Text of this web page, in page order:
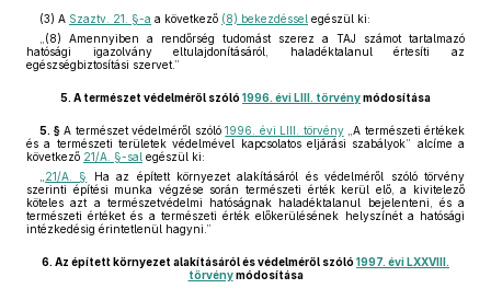
(3) A Szaztv. 21. §-a a következő (8) bekezdéssel egészül ki:
„(8) Amennyiben a rendőrség tudomást szerez a TAJ számot tartalmazó
hatósági igazolvány eltulajdonításáról, haladéktalanul értesíti az
egészségbiztosítási szervet.”
5. A természet védelméről szóló 1996. évi LIII. törvénymódosítása
5. § A természet védelméről szóló1996. évi LIII. törvény„A természeti értékek
és a természeti területek védelmével kapcsolatos eljárási szabályok” alcíme a
következő 21/A. §-sal egészül ki:
21/A. §
Ha az épített környezet alakításáról és védelméről szóló törvény
szerinti építési munka végzése során természeti érték kerül elő, a kivitelező
köteles azt a természetvédelmi hatóságnak haladéktalanul bejelenteni, és a
természeti értéket és a természeti érték előkerülésének helyszínét a hatósági
intézkedésig érintetlenül hagyni.”
6. Az épített környezet alakításáról és védelméről szóló 1997. évi LXXVIII.
törvénymódosítása